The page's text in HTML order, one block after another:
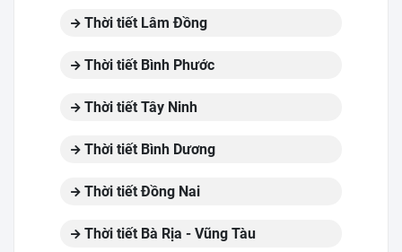
Thời tiết Lâm Đồng
Thời tiết Bình Phước
Thời tiết Tây Ninh
Thời tiết Bình Dương
Thời tiết Đồng Nai
Thời tiết Bà Rịa - Vũng Tàu